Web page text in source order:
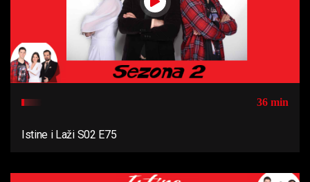
36 min
Istine i Laži S02 E75